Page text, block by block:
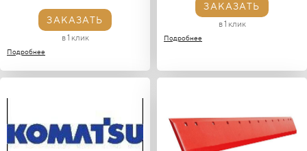
ЗАКАЗАТЬ
в 1 клик
Подробнее
ЗАКАЗАТЬ
в 1 клик
Подробнее